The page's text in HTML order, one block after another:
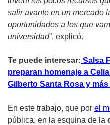
salir avante en un mercado
oportunidades a los que
universidad”, explicó.
Te puede interesar: Salsa
preparan homenaje a
Gilberto Santa Rosa y
En este trabajo, que por el
pública, en la esquina de la